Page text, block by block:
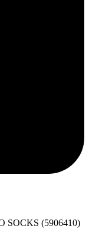
SOCKS (5906410)